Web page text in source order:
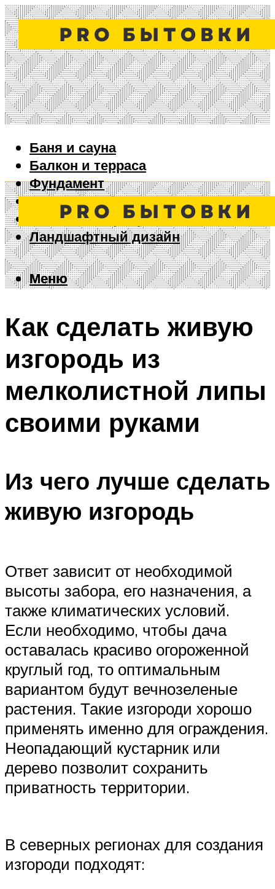
Баня и сауна
Балкон и терраса
Фундамент
Ворота и забор
Дизайн интерьера
Ландшафтный дизайн
Меню
Меню
Как сделать живую
изгородь из
мелколистной липы
своими руками
Из чего лучше сделать
живую изгородь
Ответ зависит от необходимой
высоты забора, его назначения, а
также климатических условий.
Если необходимо, чтобы дача
оставалась красиво огороженной
круглый год, то оптимальным
вариантом будут вечнозеленые
растения. Такие изгороди хорошо
применять именно для ограждения.
Неопадающий кустарник или
дерево позволит сохранить
приватность территории.
В северных регионах для создания
изгороди подходят: